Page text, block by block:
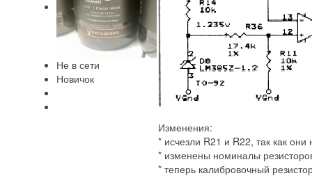
Не в сети
Новичок
Изменения:
* исчезли R21 и R22, так как
* изменены номиналы
* теперь калибровочный